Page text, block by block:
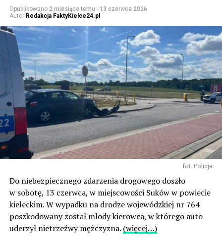
Opublikowano 2 miesiące temu - 13 czerwca 2026
Autor Redakcja FaktyKielce24.pl
fot. Policja
Do niebezpiecznego zdarzenia drogowego doszło
w sobotę, 13 czerwca, w miejscowości Suków w powiecie
kieleckim. W wypadku na drodze wojewódzkiej nr 764
poszkodowany został młody kierowca, w którego auto
uderzył nietrzeźwy mężczyzna. (więcej…)